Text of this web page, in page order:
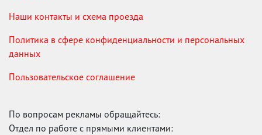
Наши контакты и схема проезда
Политика в сфере конфиденциальности и персональных
данных
Пользовательское соглашение
По вопросам рекламы обращайтесь:
Отдел по работе с прямыми клиентами: